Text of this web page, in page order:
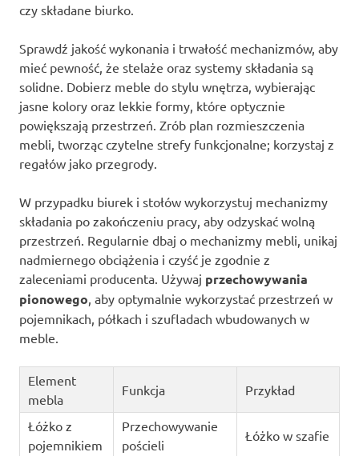
czy składane biurko.
Sprawdź jakość wykonania i trwałość mechanizmów, aby
mieć pewność, że stelaże oraz systemy składania są
solidne. Dobierz meble do stylu wnętrza, wybierając
jasne kolory oraz lekkie formy, które optycznie
powiększają przestrzeń. Zrób plan rozmieszczenia
mebli, tworząc czytelne strefy funkcjonalne; korzystaj z
regałów jako przegrody.
W przypadku biurek i stołów wykorzystuj mechanizmy
składania po zakończeniu pracy, aby odzyskać wolną
przestrzeń. Regularnie dbaj o mechanizmy mebli, unikaj
nadmiernego obciążenia i czyść je zgodnie z
zaleceniami producenta. Używaj przechowywania
pionowego , aby optymalnie wykorzystać przestrzeń w
pojemnikach, półkach i szufladach wbudowanych w
meble.
Element
mebla
Funkcja Przykład
Łóżko z
pojemnikiem
Przechowywanie
pościeli
Łóżko w szafie